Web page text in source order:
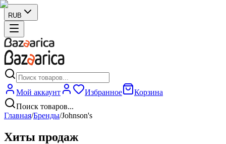
RUB
Мой аккаунт Избранное
Корзина
Поиск товаров...
Главная/Бренды/Johnson's
Хиты продаж